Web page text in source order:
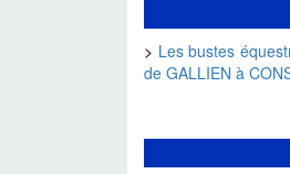
> Les bustes
de GALLIEN à